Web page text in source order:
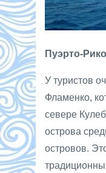
Пуэрто-
У туристов
Фламенко,
севере
острова
островов.